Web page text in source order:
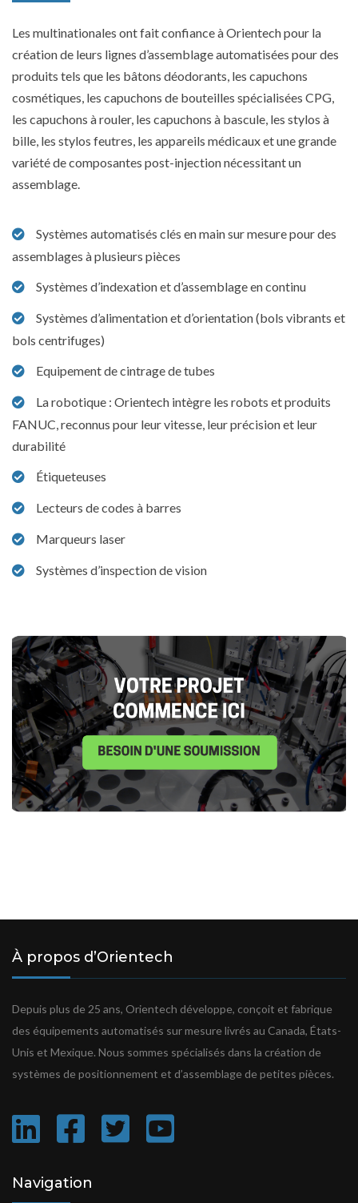
Les multinationales ont fait confiance à Orientech pour la
création de leurs lignes d’assemblage automatisées pour des
produits tels que les bâtons déodorants, les capuchons
cosmétiques, les capuchons de bouteilles spécialisées CPG,
les capuchons à rouler, les capuchons à bascule, les stylos à
bille, les stylos feutres, les appareils médicaux et une grande
variété de composantes post-injection nécessitant un
assemblage.
Systèmes automatisés clés en main sur mesure pour des
assemblages à plusieurs pièces
Systèmes d’indexation et d’assemblage en continu
Systèmes d’alimentation et d’orientation (bols vibrants et
bols centrifuges)
Equipement de cintrage de tubes
La robotique : Orientech intègre les robots et produits
FANUC, reconnus pour leur vitesse, leur précision et leur
durabilité
Étiqueteuses
Lecteurs de codes à barres
Marqueurs laser
Systèmes d’inspection de vision
À propos d’Orientech
Depuis plus de 25 ans, Orientech développe, conçoit et fabrique
des équipements automatisés sur mesure livrés au Canada, États-
Unis et Mexique. Nous sommes spécialisés dans la création de
systèmes de positionnement et d’assemblage de petites pièces.
Navigation